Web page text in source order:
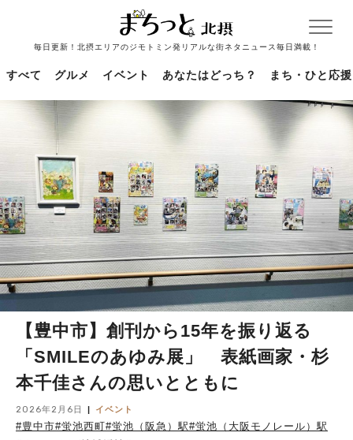
毎日更新！北摂エリアのジモトミン発リアルな街ネタニュース毎日満載！
すべて グルメ イベント あなたはどっち？ まち・ひと応援
【豊中市】創刊から15年を振り返る
「SMILEのあゆみ展」 表紙画家・杉
本千佳さんの思いとともに
2026年2月6日 イベント
#豊中市#蛍池西町#蛍池（阪急）駅#蛍池（大阪モノレール）駅